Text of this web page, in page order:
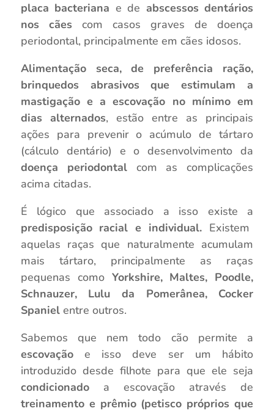
placa bacteriana e de abscessos dentários
nos cães com casos graves de doença
periodontal, principalmente em cães idosos.
Alimentação seca, de preferência ração,
brinquedos abrasivos que estimulam a
mastigação e a escovação no mínimo em
dias alternados, estão entre as principais
ações para prevenir o acúmulo de tártaro
(cálculo dentário) e o desenvolvimento da
doença periodontal com as complicações
acima citadas.
É lógico que associado a isso existe a
predisposição racial e individual.Existem
aquelas raças que naturalmente acumulam
mais tártaro, principalmente as raças
pequenas como Yorkshire, Maltes, Poodle,
Schnauzer, Lulu da Pomerânea, Cocker
Spanielentre outros.
Sabemos que nem todo cão permite a
escovaçãoe isso deve ser um hábito
introduzido desde filhote para que ele seja
condicionadoa escovação através de
treinamento e prêmio (petisco próprios que